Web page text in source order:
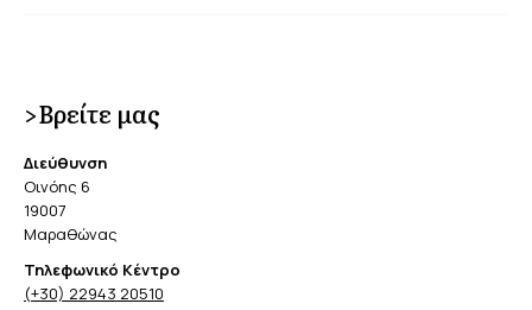
>Βρείτε μας
Διεύθυνση
Οινόης 6
19007
Μαραθώνας
Τηλεφωνικό Κέντρο
(+30) 22943 20510